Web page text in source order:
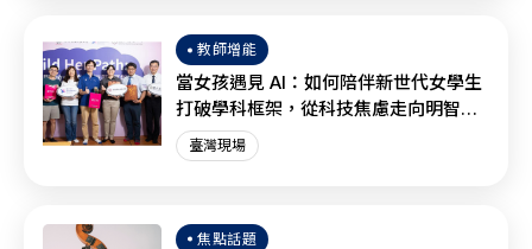
教師增能
當女孩遇見 AI：如何陪伴新世代女學生
打破學科框架，從科技焦慮走向明智協
作？
臺灣現場
焦點話題